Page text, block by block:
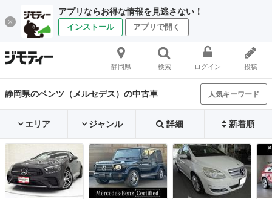
アプリならお得な情報を見逃さない！
インストール アプリで開く
静岡県 検索 ログイン 投稿
静岡県のベンツ（メルセデス）の中古車 人気キーワード
エリア ジャンル 詳細 新着順